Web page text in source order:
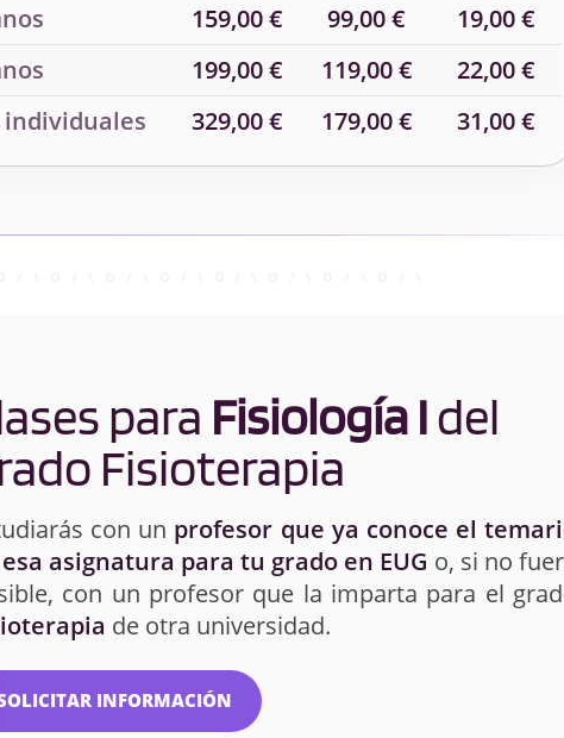
159,00 € 99,00 €
19,00 €
199,00 € 119,00 €
22,00 €
individuales
329,00 € 179,00 € 31,00 €
para Fisiología Idel
Fisioterapia
con un profesor que ya conoce el
asignatura para tu grado en EUG o, si no
con un profesor que la imparta para el
de otra universidad.
INFORMACIÓN